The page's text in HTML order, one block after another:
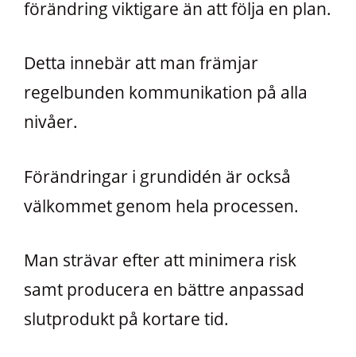
förändring viktigare än att följa en plan.
Detta innebär att man främjar
regelbunden kommunikation på alla
nivåer.
Förändringar i grundidén är också
välkommet genom hela processen.
Man strävar efter att minimera risk
samt producera en bättre anpassad
slutprodukt på kortare tid.